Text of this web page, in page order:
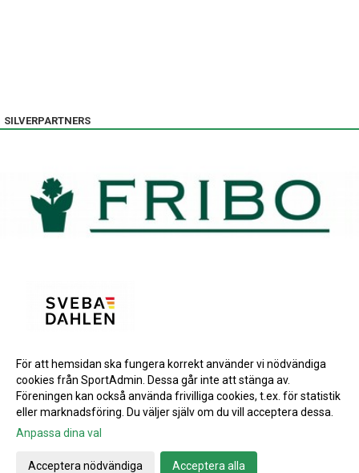
SILVERPARTNERS
BRONSPARTNERS
INSTAGRAM
Gå till Webbversion
För att hemsidan ska fungera korrekt använder vi nödvändiga
cookies från SportAdmin. Dessa går inte att stänga av.
Föreningen kan också använda frivilliga cookies, t.ex. för statistik
eller marknadsföring. Du väljer själv om du vill acceptera dessa.
Anpassa dina val
Acceptera nödvändiga Acceptera alla